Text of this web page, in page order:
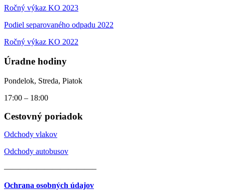
Ročný výkaz KO 2023
Podiel separovaného odpadu 2022
Ročný výkaz KO 2022
Úradne hodiny
Pondelok, Streda, Piatok
17:00 – 18:00
Cestovný poriadok
Odchody vlakov
Odchody autobusov
———————————–
Ochrana osobných údajov